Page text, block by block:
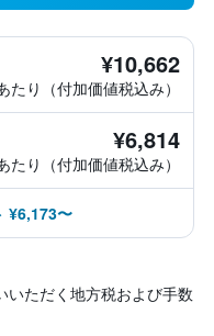
¥10,662
たり（付加価値税込み）
¥6,814
たり（付加価値税込み）
¥6,173〜
いただく地方税および手数